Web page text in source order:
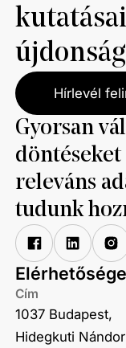
Hírlevél
Gyorsan
döntéseket
releváns
tudunk
Cím
1037 Budapest,
Hidegkuti